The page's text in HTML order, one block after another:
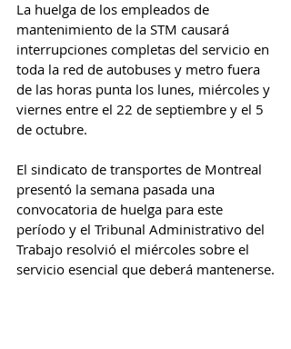
La huelga de los empleados de
mantenimiento de la STM causará
interrupciones completas del servicio en
toda la red de autobuses y metro fuera
de las horas punta los lunes, miércoles y
viernes entre el 22 de septiembre y el 5
de octubre.
El sindicato de transportes de Montreal
presentó la semana pasada una
convocatoria de huelga para este
período y el Tribunal Administrativo del
Trabajo resolvió el miércoles sobre el
servicio esencial que deberá mantenerse.